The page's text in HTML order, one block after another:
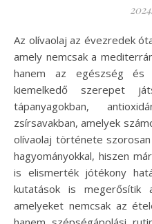
Az olívaolaj az évezredek óta használt alapanyagok egyike,
amely nemcsak a
hanem az egészség és
kiemelkedő szerepet
tápanyagokban,
zsírsavakban, amelyek
olívaolaj története
hagyományokkal, hiszen
is elismerték jótékony
kutatások is megerősítik
amelyeket nemcsak az